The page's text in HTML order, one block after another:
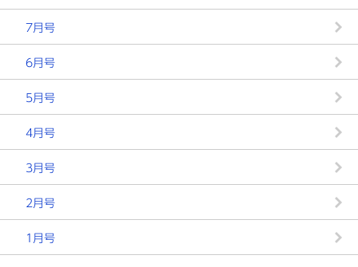
7月号
6月号
5月号
4月号
3月号
2月号
1月号